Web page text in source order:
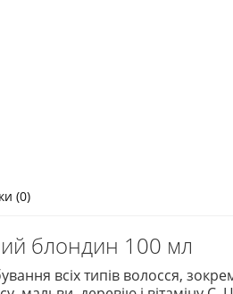
(0)
блондин 100 мл
всіх типів волосся,